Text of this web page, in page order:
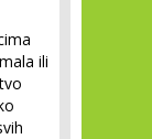
ili